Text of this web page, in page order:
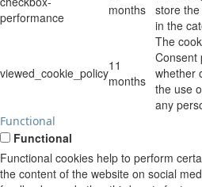
performance
months store
in the
viewed_cookie_policy11
months
The
Consent
whether
the use
any
Functional
Functional
Functional cookies help to perform
the content of the website on social